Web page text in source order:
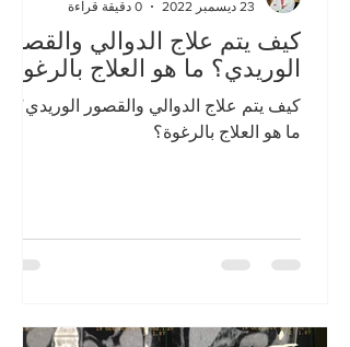
كيف يتم علاج الدوالي والقصور
الوريدي؟ ما هو العلاج
كيف يتم علاج الدوالي والقصور الوريدي؟
ما هو العلاج بالرغوة؟
23 ديسمبر 2022
0 دقيقة قراءة